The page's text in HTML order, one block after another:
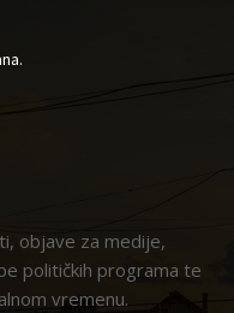
objave za medije,
političkih programa te
vremenu.